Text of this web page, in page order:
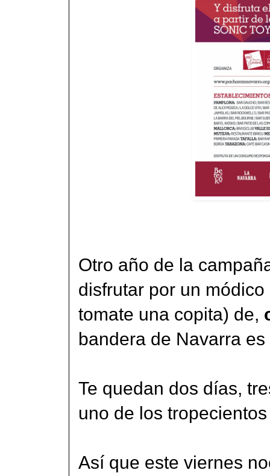
Otro año de la
disfrutar por un
tomate una copita) de,
bandera de Navarra
Te quedan dos días,
uno de los
Así que este viernes